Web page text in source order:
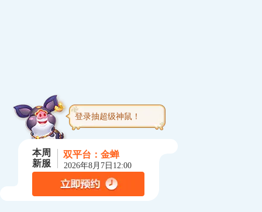
登录抽超级神鼠！
本周
新服
双平台： 金蝉
2026年8月7日12:00